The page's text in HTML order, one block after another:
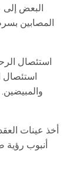
البعض
المصابين
استئصال
استئصال
والمبيضين.
أخذ عينات
أنبوب رؤية